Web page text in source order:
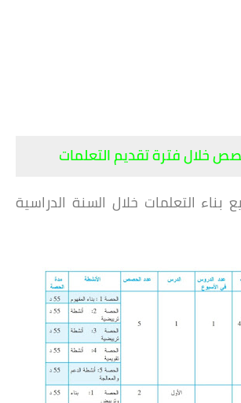
خلال فترة تقديم التعلمات
بناء التعلمات خلال السنة الدراسية